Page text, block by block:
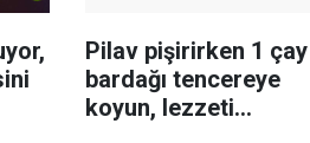
Pilav pişirirken 1 çay
bardağı tencereye
koyun, lezzeti